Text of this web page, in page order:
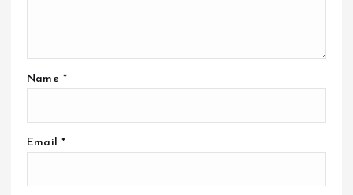
Name *
Email *